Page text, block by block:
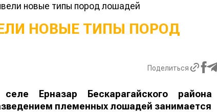
новые типы пород лошадей
НОВЫЕ ТИПЫ ПОРОД
Поделиться
Ерназар Бескарагайского района
племенных лошадей занимается